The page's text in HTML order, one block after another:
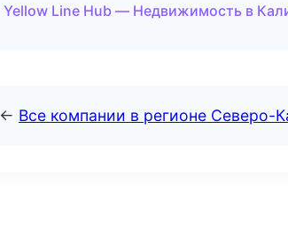
Yellow Line Hub — Недвижимость в
← Все компании в регионе Северо-